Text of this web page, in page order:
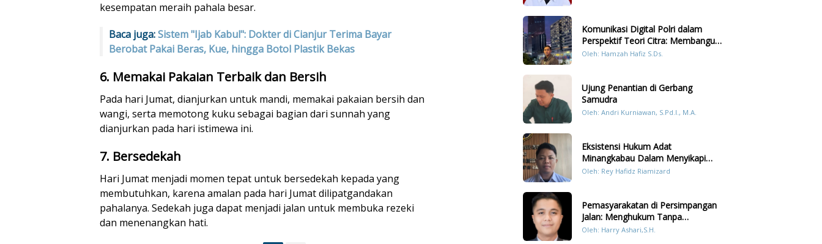
kesempatan meraih pahala besar.
Baca juga:Sistem "Ijab Kabul": Dokter di Cianjur Terima Bayar
Berobat Pakai Beras, Kue, hingga Botol Plastik Bekas
6. Memakai Pakaian Terbaik dan Bersih
Pada hari Jumat, dianjurkan untuk mandi, memakai pakaian bersih dan
wangi, serta memotong kuku sebagai bagian dari sunnah yang
dianjurkan pada hari istimewa ini.
7. Bersedekah
Hari Jumat menjadi momen tepat untuk bersedekah kepada yang
membutuhkan, karena amalan pada hari Jumat dilipatgandakan
pahalanya. Sedekah juga dapat menjadi jalan untuk membuka rezeki
dan menenangkan hati.
Komunikasi Digital Polri dalam
Perspektif Teori Citra: Membangun
Kepercayaan Publik Melalui Konten
Oleh: Hamzah Hafiz S.Ds.
Ujung Penantian di Gerbang
Samudra
Oleh: Andri Kurniawan, S.Pd.I., M.A.
Eksistensi Hukum Adat
Minangkabau Dalam Menyikapi
Prilaku LGBT Analisis Perbandingan
Oleh: Rey Hafidz Riamizard
Pemasyarakatan di Persimpangan
Jalan: Menghukum Tanpa
Memulihkan?
Oleh: Harry Ashari,S.H.